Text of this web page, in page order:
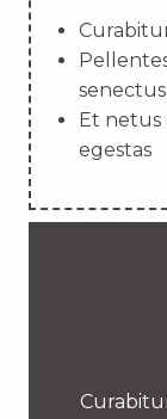
senectus
Et netus
egestas